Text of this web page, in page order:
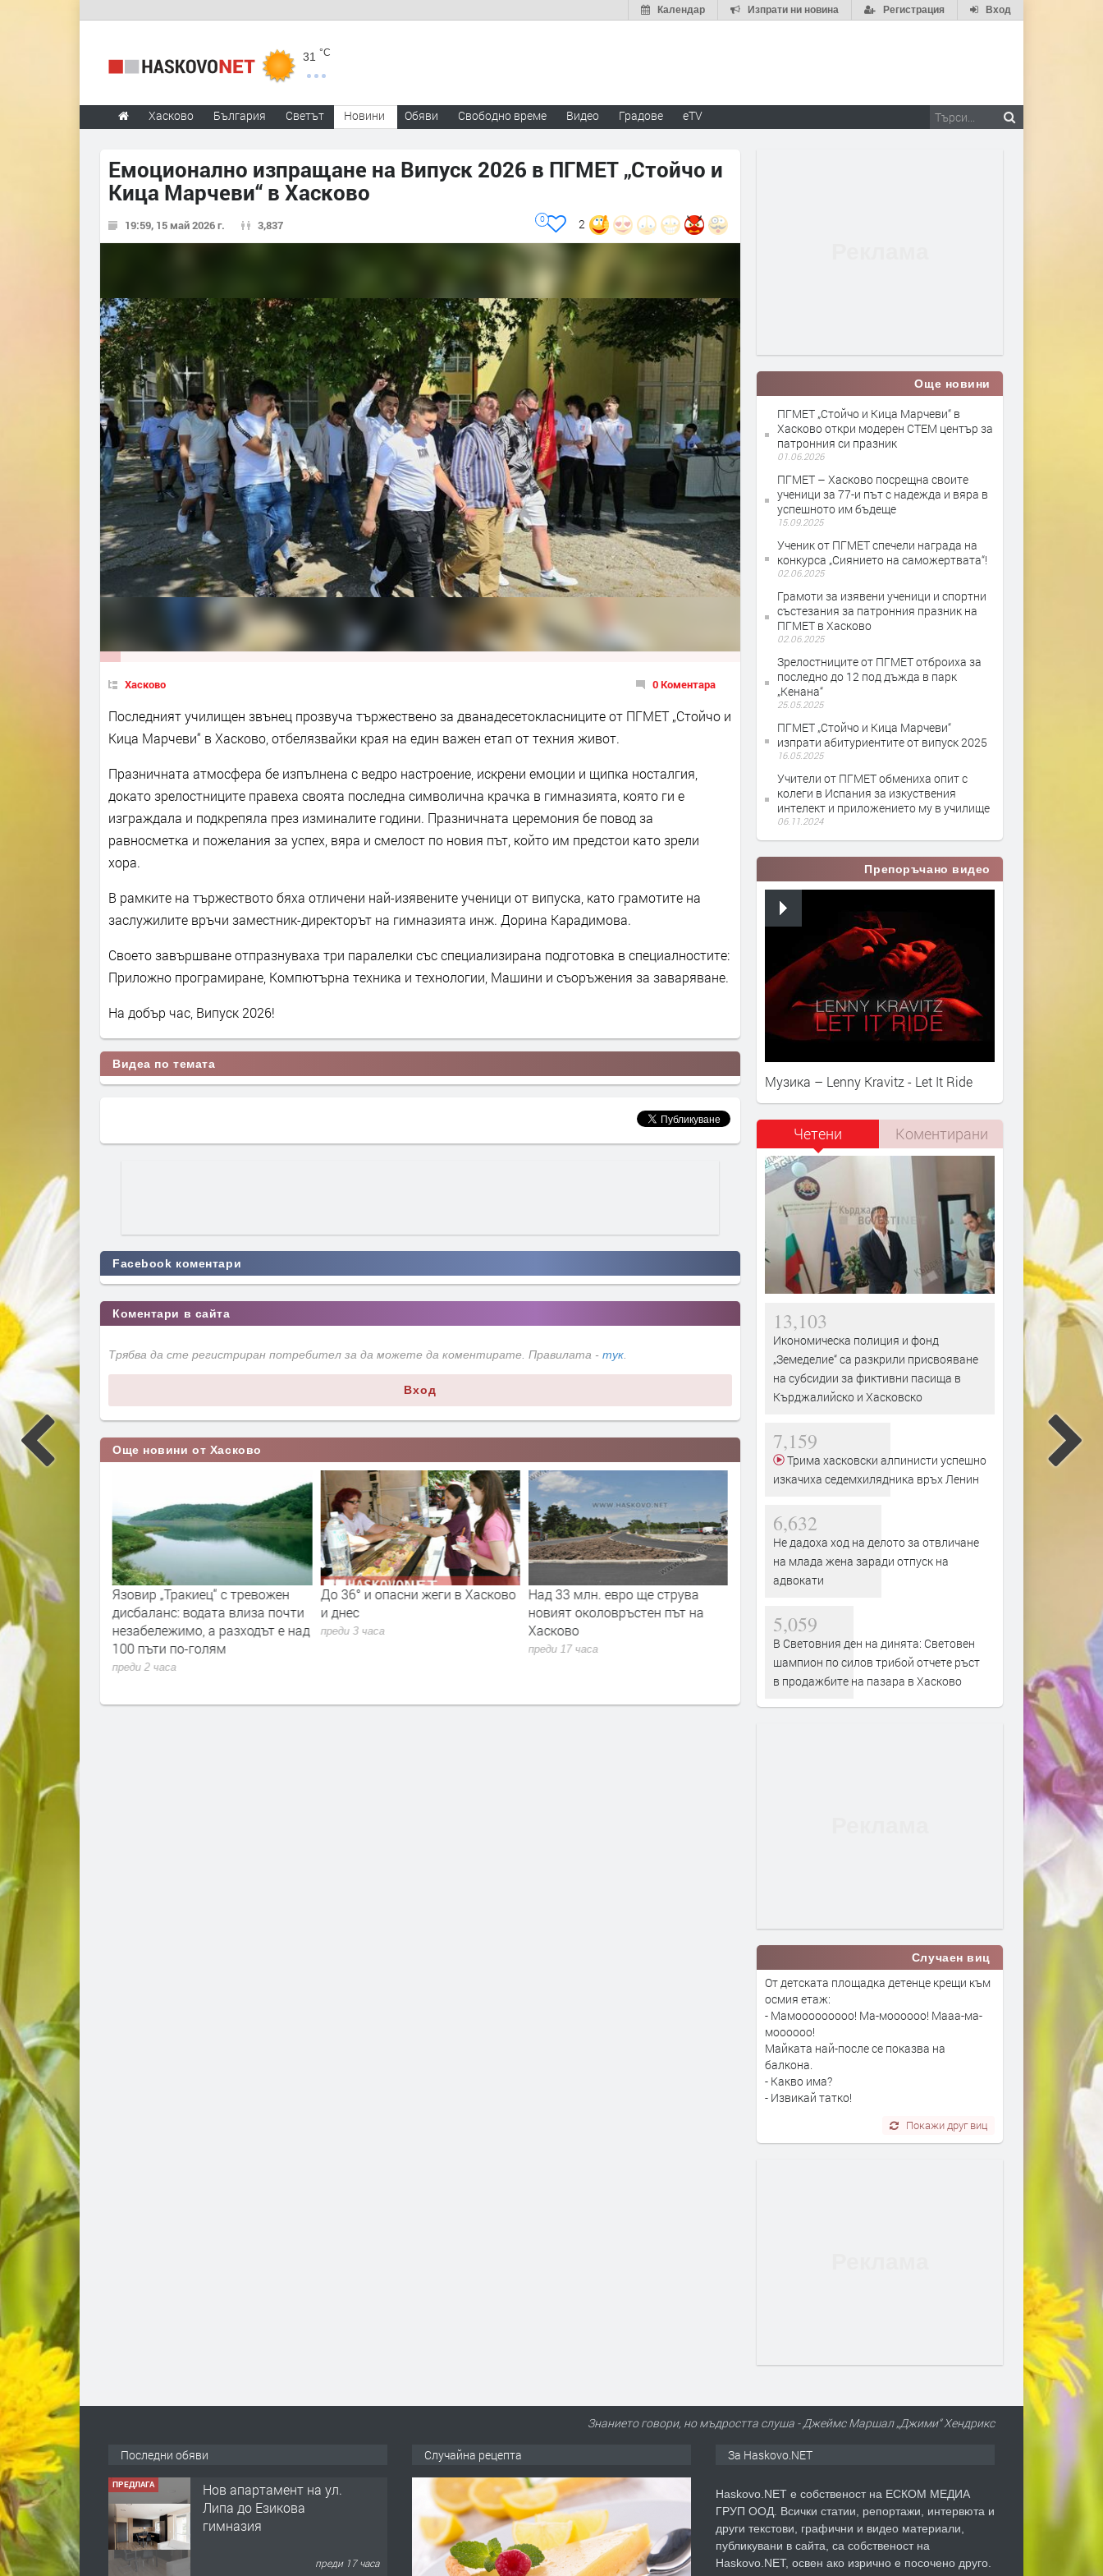
Вход
Регистрация
Изпрати ни новина
Календар
31 °C
Хасково България Светът Новини Обяви Свободно време Видео Градове eTV
Емоционално изпращане на Випуск 2026 в ПГМЕТ „Стойчо и
Кица Марчеви“ в Хасково
19:59, 15 май 2026 г. 3,837 2
0
Хасково 0 Коментара
Последният училищен звънец прозвуча тържествено за дванадесетокласниците от ПГМЕТ „Стойчо и
Кица Марчеви“ в Хасково, отбелязвайки края на един важен етап от техния живот.
Празничната атмосфера бе изпълнена с ведро настроение, искрени емоции и щипка носталгия,
докато зрелостниците правеха своята последна символична крачка в гимназията, която ги е
изграждала и подкрепяла през изминалите години. Празничната церемония бе повод за
равносметка и пожелания за успех, вяра и смелост по новия път, който им предстои като зрели
хора.
В рамките на тържеството бяха отличени най-изявените ученици от випуска, като грамотите на
заслужилите връчи заместник-директорът на гимназията инж. Дорина Карадимова.
Своето завършване отпразнуваха три паралелки със специализирана подготовка в специалностите:
Приложно програмиране, Компютърна техника и технологии, Машини и съоръжения за заваряване.
На добър час, Випуск 2026!
Видеа по темата
Facebook коментари
Коментари в сайта
Трябва да сте регистриран потребител за да можете да коментирате. Правилата - тук
Вход
Още новини от Хасково
кола между
Язовир „Тракиец“ с тревожен
дисбаланс: водата влиза почти
незабележимо, а разходът е над
100 пъти по-голям
преди 2 часа
До 36° и опасни жеги в Хасково
и днес
преди 3 часа
Над 33 млн. евро ще струва
новият околовръстен път на
Хасково
преди 17 часа
укрепване на река Марица
преди 17 часа
ареста турски
присъда за сексуално
над дете и нощно
жилище
преди 17 часа
Още новини
ПГМЕТ „Стойчо и Кица Марчеви“ в
Хасково откри модерен СТЕМ център за
патронния си празник
01.06.2026
ПГМЕТ – Хасково посрещна своите
ученици за 77-и път с надежда и вяра в
успешното им бъдеще
15.09.2025
Ученик от ПГМЕТ спечели награда на
конкурса „Сиянието на саможертвата“!
02.06.2025
Грамоти за изявени ученици и спортни
състезания за патронния празник на
ПГМЕТ в Хасково
02.06.2025
Зрелостниците от ПГМЕТ отброиха за
последно до 12 под дъжда в парк
„Кенана“
25.05.2025
ПГМЕТ „Стойчо и Кица Марчеви“
изпрати абитуриентите от випуск 2025
16.05.2025
Учители от ПГМЕТ обмениха опит с
колеги в Испания за изкуствения
интелект и приложението му в училище
06.11.2024
Препоръчано видео
Музика – Lenny Kravitz - Let It Ride
Четени Коментирани
13,103
Икономическа полиция и фонд
„Земеделие“ са разкрили присвояване
на субсидии за фиктивни пасища в
Кърджалийско и Хасковско
7,159
Трима хасковски алпинисти успешно
изкачиха седемхилядника връх Ленин
6,632
Не дадоха ход на делото за отвличане
на млада жена заради отпуск на
адвокати
5,059
В Световния ден на динята: Световен
шампион по силов трибой отчете ръст
в продажбите на пазара в Хасково
Случаен виц
От детската площадка детенце крещи към
осмия етаж:
- Мамооооооооо! Ма-моооооо! Мааа-ма-
моооооо!
Майката най-после се показва на
балкона.
- Какво има?
- Извикай татко!
Покажи друг виц
Знанието говори, но мъдростта слуша - Джеймс Маршал „Джими“ Хендрикс
Последни обяви
ПРЕДЛАГА
Нов апартамент на ул.
Липа до Езикова
гимназия
преди 17 часа
Случайна рецепта За Haskovo.NET
Haskovo.NET е собственост на ЕСКОМ МЕДИА
ГРУП ООД. Всички статии, репортажи, интервюта и
други текстови, графични и видео материали,
публикувани в сайта, са собственост на
Haskovo.NET, освен ако изрично е посочено друго.